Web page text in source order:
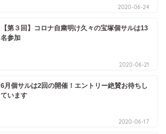
2020-06-24
【第３回】コロナ自粛明け久々の宝塚個サルは13
名参加
2020-06-21
6月個サルは2回の開催！エントリー絶賛お待ちし
ています
2020-06-17